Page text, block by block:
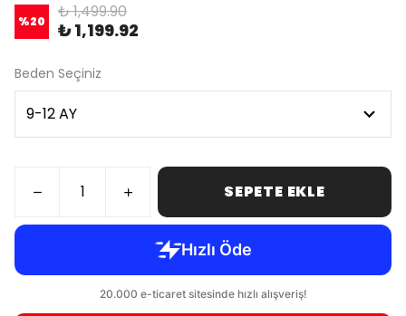
%20 ₺ 1,499.90
₺ 1,199.92
Beden Seçiniz
SEPETE EKLE